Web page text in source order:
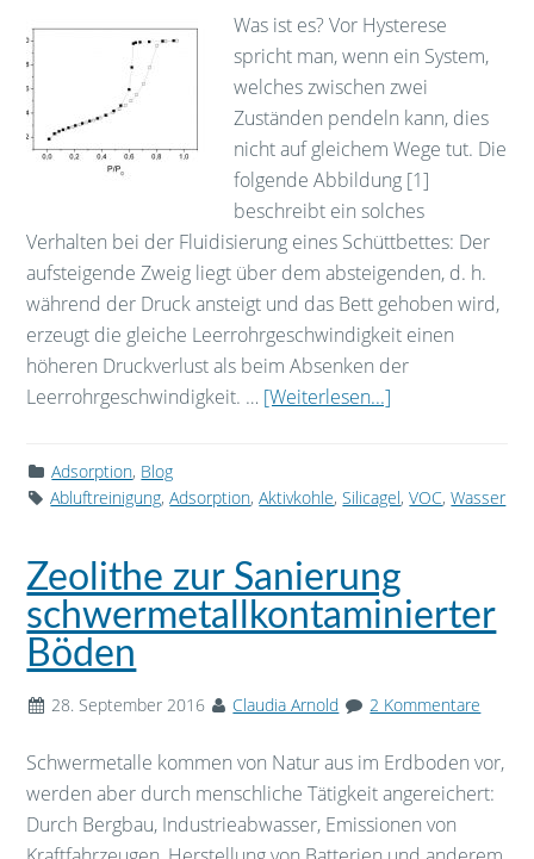
Was ist es? Vor Hysterese
spricht man, wenn ein System,
welches zwischen zwei
Zuständen pendeln kann, dies
nicht auf gleichem Wege tut. Die
folgende Abbildung [1]
beschreibt ein solches
Verhalten bei der Fluidisierung eines Schüttbettes: Der
aufsteigende Zweig liegt über dem absteigenden, d. h.
während der Druck ansteigt und das Bett gehoben wird,
erzeugt die gleiche Leerrohrgeschwindigkeit einen
höheren Druckverlust als beim Absenken der
Leerrohrgeschwindigkeit. … [Weiterlesen...]
Adsorption, Blog
Abluftreinigung,Adsorption,Aktivkohle,Silicagel,VOC,Wasser
Zeolithe zur Sanierung
schwermetallkontaminierter
Böden
28. September 2016 Claudia Arnold 2 Kommentare
Schwermetalle kommen von Natur aus im Erdboden vor,
werden aber durch menschliche Tätigkeit angereichert:
Durch Bergbau, Industrieabwasser, Emissionen von